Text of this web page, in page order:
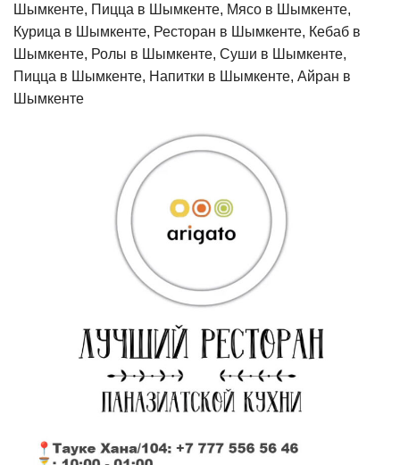
Шымкенте, Пицца в Шымкенте, Мясо в Шымкенте,
Курица в Шымкенте, Ресторан в Шымкенте, Кебаб в
Шымкенте, Ролы в Шымкенте, Суши в Шымкенте,
Пицца в Шымкенте, Напитки в Шымкенте, Айран в
Шымкенте